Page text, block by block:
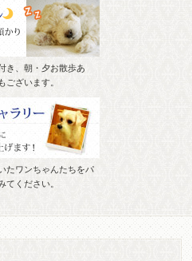
き、朝・夕お散歩あ
ございます。
たワンちゃんたちをパ
てください。